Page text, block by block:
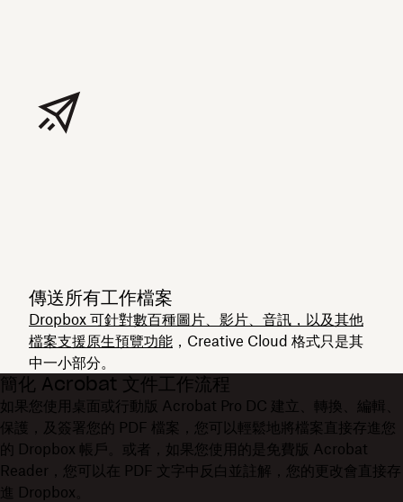
傳送所有工作檔案
Dropbox 可針對數百種圖片、影片、音訊，以及其他
檔案支援原生預覽功能 ，Creative Cloud 格式只是其
中一小部分。
簡化 Acrobat 文件工作流程
如果您使用桌面或行動版 Acrobat Pro DC 建立、轉換、編輯、
保護，及簽署您的 PDF 檔案，您可以輕鬆地將檔案直接存進您
的 Dropbox 帳戶。或者，如果您使用的是免費版 Acrobat
Reader，您可以在 PDF 文字中反白並註解，您的更改會直接存
進 Dropbox。